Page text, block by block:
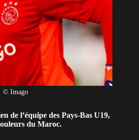
© Imago
de l’équipe des Pays-Bas U19,
du Maroc.